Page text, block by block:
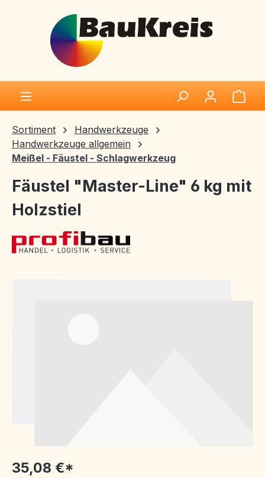
Zum Hauptinhalt springen
Sortiment
Handwerkzeuge
Handwerkzeuge allgemein
Meißel - Fäustel - Schlagwerkzeug
Fäustel "Master-Line" 6 kg mit
Holzstiel
35,08 €*